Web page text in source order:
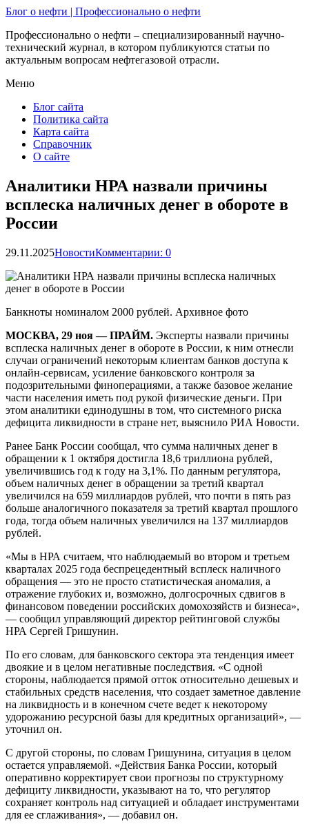
Блог о нефти | Профессионально о нефти
Профессионально о нефти – специализированный научно-
технический журнал, в котором публикуются статьи по
актуальным вопросам нефтегазовой отрасли.
Меню
Блог сайта
Политика сайта
Карта сайта
Справочник
О сайте
Аналитики НРА назвали причины
всплеска наличных денег в обороте в
России
29.11.2025НовостиКомментарии: 0
Банкноты номиналом 2000 рублей. Архивное фото
МОСКВА, 29 ноя — ПРАЙМ. Эксперты назвали причины
всплеска наличных денег в обороте в России, к ним отнесли
случаи ограничений некоторым клиентам банков доступа к
онлайн-сервисам, усиление банковского контроля за
подозрительными финоперациями, а также базовое желание
части населения иметь под рукой физические деньги. При
этом аналитики единодушны в том, что системного риска
дефицита ликвидности в стране нет, выяснило РИА Новости.
Ранее Банк России сообщал, что сумма наличных денег в
обращении к 1 октября достигла 18,6 триллиона рублей,
увеличившись год к году на 3,1%. По данным регулятора,
объем наличных денег в обращении за третий квартал
увеличился на 659 миллиардов рублей, что почти в пять раз
больше аналогичного показателя за третий квартал прошлого
года, тогда объем наличных увеличился на 137 миллиардов
рублей.
«Мы в НРА считаем, что наблюдаемый во втором и третьем
кварталах 2025 года беспрецедентный всплеск наличного
обращения — это не просто статистическая аномалия, а
отражение глубоких и, возможно, долгосрочных сдвигов в
финансовом поведении российских домохозяйств и бизнеса»,
— сообщил управляющий директор рейтинговой службы
НРА Сергей Гришунин.
По его словам, для банковского сектора эта тенденция имеет
двоякие и в целом негативные последствия. «С одной
стороны, наблюдается прямой отток относительно дешевых и
стабильных средств населения, что создает заметное давление
на ликвидность и в конечном счете ведет к некоторому
удорожанию ресурсной базы для кредитных организаций», —
уточнил он.
С другой стороны, по словам Гришунина, ситуация в целом
остается управляемой. «Действия Банка России, который
оперативно корректирует свои прогнозы по структурному
дефициту ликвидности, указывают на то, что регулятор
сохраняет контроль над ситуацией и обладает инструментами
для ее сглаживания», — добавил он.